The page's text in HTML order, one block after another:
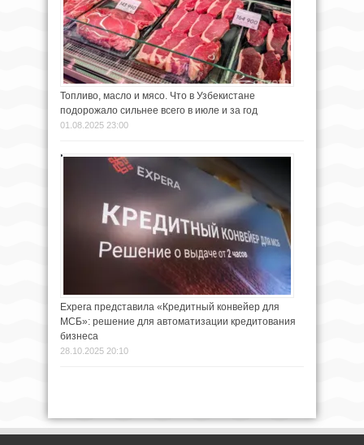
Топливо, масло и мясо. Что в Узбекистане
подорожало сильнее всего в июле и за год
01.08.2025 23:00
Expera представила «Кредитный конвейер для
МСБ»: решение для автоматизации кредитования
бизнеса
28.10.2025 20:10